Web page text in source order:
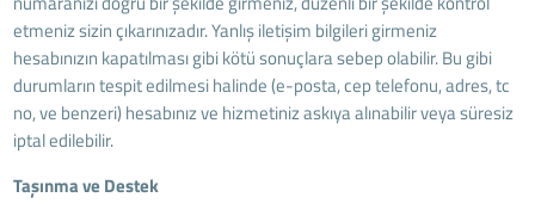
etmeniz sizin çıkarınızadır. Yanlış iletişim bilgileri girmeniz
hesabınızın kapatılması gibi kötü sonuçlara sebep olabilir. Bu gibi
durumların tespit edilmesi halinde (e-posta, cep telefonu, adres, tc
no, ve benzeri) hesabınız ve hizmetiniz askıya alınabilir veya süresiz
iptal edilebilir.
Taşınma ve Destek